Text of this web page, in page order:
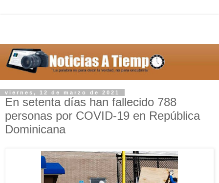
viernes, 12 de marzo de 2021
En setenta días han fallecido 788
personas por COVID-19 en República
Dominicana